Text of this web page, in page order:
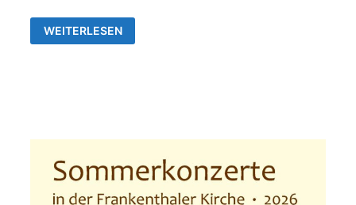
AUSSTELLUNG
VON
WEITERLESEN